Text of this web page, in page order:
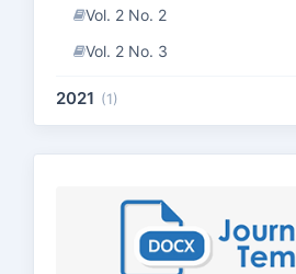
Vol. 2 No. 2
Vol. 2 No. 3
2021 (1)